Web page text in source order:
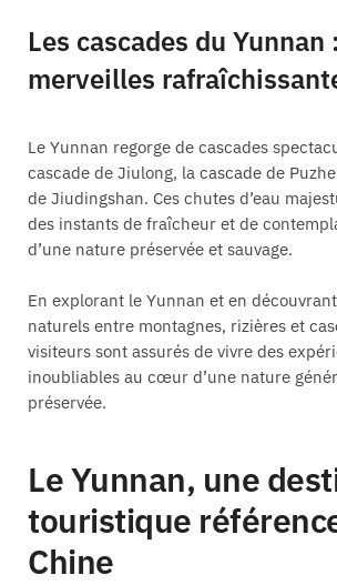
Les cascades du Yunnan
merveilles
Le Yunnan regorge de cascades
cascade de Jiulong, la cascade de
de Jiudingshan. Ces chutes d’eau
des instants de fraîcheur et de
d’une nature préservée et sauvage.
En explorant le Yunnan et en
naturels entre montagnes, rizières et
visiteurs sont assurés de vivre des
inoubliables au cœur d’une nature
préservée.
Le Yunnan, une
touristique
Chine